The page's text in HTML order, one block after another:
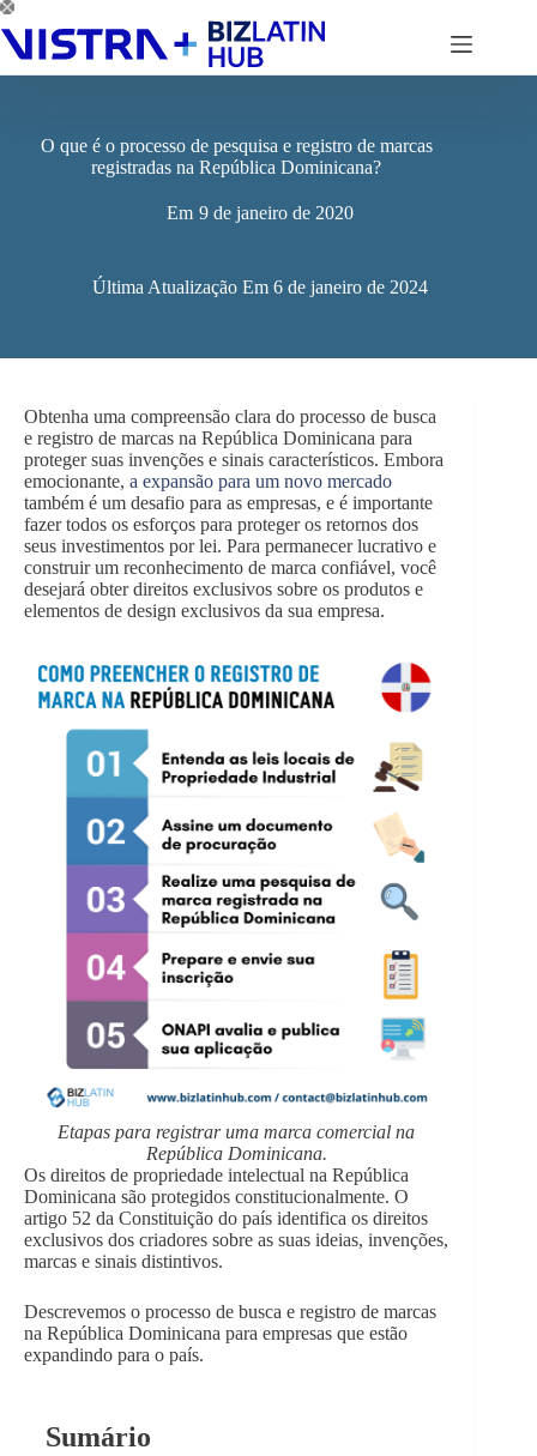
Pular
para
conteúdo
O que é o processo de pesquisa e registro de marcas
registradas na República Dominicana?
Em 9 de janeiro de 2020
Última Atualização Em 6 de janeiro de 2024
Obtenha uma compreensão clara do processo de busca
e registro de marcas na República Dominicana para
proteger suas invenções e sinais característicos. Embora
emocionante, a expansão para um novo mercado
também é um desafio para as empresas, e é importante
fazer todos os esforços para proteger os retornos dos
seus investimentos por lei. Para permanecer lucrativo e
construir um reconhecimento de marca confiável, você
desejará obter direitos exclusivos sobre os produtos e
elementos de design exclusivos da sua empresa.
Etapas para registrar uma marca comercial na
República Dominicana.
Os direitos de propriedade intelectual na República
Dominicana são protegidos constitucionalmente. O
artigo 52 da Constituição do país identifica os direitos
exclusivos dos criadores sobre as suas ideias, invenções,
marcas e sinais distintivos.
Descrevemos o processo de busca e registro de marcas
na República Dominicana para empresas que estão
expandindo para o país.
Sumário